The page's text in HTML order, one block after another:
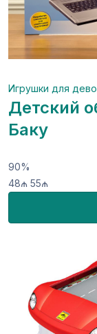
Игрушки для
Детский
Баку
90%
48₼ 55₼